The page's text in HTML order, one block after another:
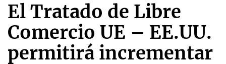
El Tratado de Libre
Comercio UE – EE.UU.
permitirá incrementar